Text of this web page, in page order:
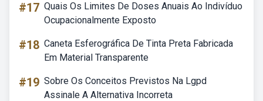
#17 Quais Os Limites De Doses Anuais Ao Indivíduo
Ocupacionalmente Exposto
#18 Caneta Esferográfica De Tinta Preta Fabricada
Em Material Transparente
#19 Sobre Os Conceitos Previstos Na Lgpd
Assinale A Alternativa Incorreta